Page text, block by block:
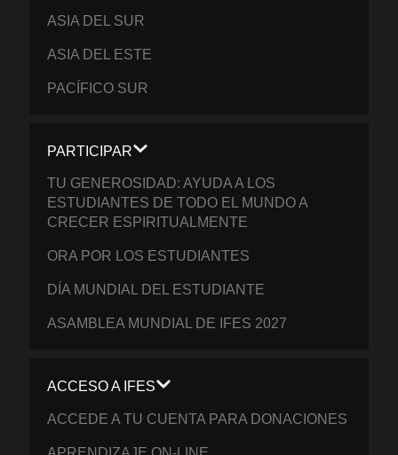
ASIA DEL SUR
ASIA DEL ESTE
PACÍFICO SUR
PARTICIPAR
TU GENEROSIDAD: AYUDA A LOS
ESTUDIANTES DE TODO EL MUNDO A
CRECER ESPIRITUALMENTE
ORA POR LOS ESTUDIANTES
DÍA MUNDIAL DEL ESTUDIANTE
ASAMBLEA MUNDIAL DE IFES 2027
ACCESO A IFES
ACCEDE A TU CUENTA PARA DONACIONES